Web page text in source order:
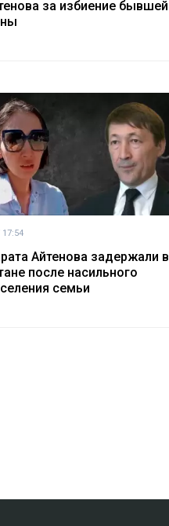
за избиение бывшей
17:54
Айтенова задержали в
после насильного
семьи